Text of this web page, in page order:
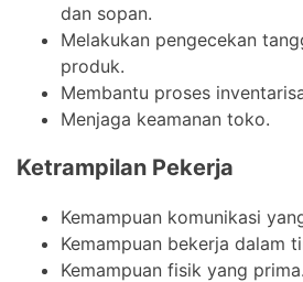
dan sopan.
Melakukan pengecekan
produk.
Membantu proses
Menjaga keamanan toko.
Ketrampilan Pekerja
Kemampuan komunikasi
Kemampuan bekerja dalam
Kemampuan fisik yang prima.